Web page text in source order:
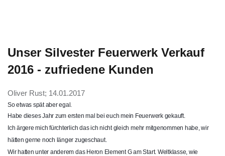
Unser Silvester Feuerwerk Verkauf
2016 - zufriedene Kunden
Oliver Rust; 14.01.2017
So etwas spät aber egal.
Habe dieses Jahr zum ersten mal bei euch mein Feuerwerk gekauft.
Ich ärgere mich fürchterlich das ich nicht gleich mehr mitgenommen habe, wir
hätten gerne noch länger zugeschaut.
Wir hatten unter anderem das Heron Element G am Start. Weltklasse, wie